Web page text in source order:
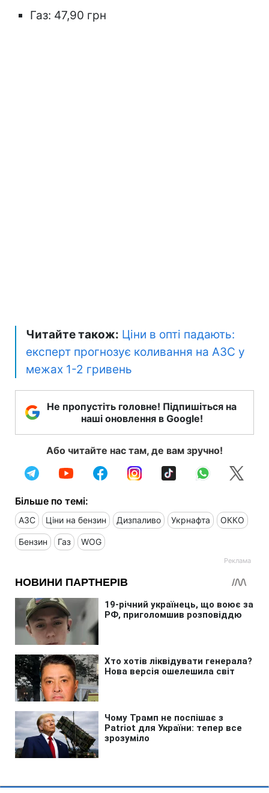
Газ: 47,90 грн
Читайте також: Ціни в опті падають:
експерт прогнозує коливання на АЗС у
межах 1-2 гривень
Не пропустіть головне! Підпишіться на
наші оновлення в Google!
Або читайте нас там, де вам зручно!
Більше по темі:
АЗС Ціни на бензин Дизпаливо Укрнафта ОККО
Бензин Газ WOG